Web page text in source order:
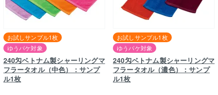
240匁ベトナム製シャーリングマ
フラータオル（中色）：サンプ
ル1枚
お試しサンプル1枚
ゆうパケ対象
240匁ベトナム製シャーリングマ
フラータオル（濃色）：サンプ
ル1枚
お試しサンプル1枚
ゆうパケ対象